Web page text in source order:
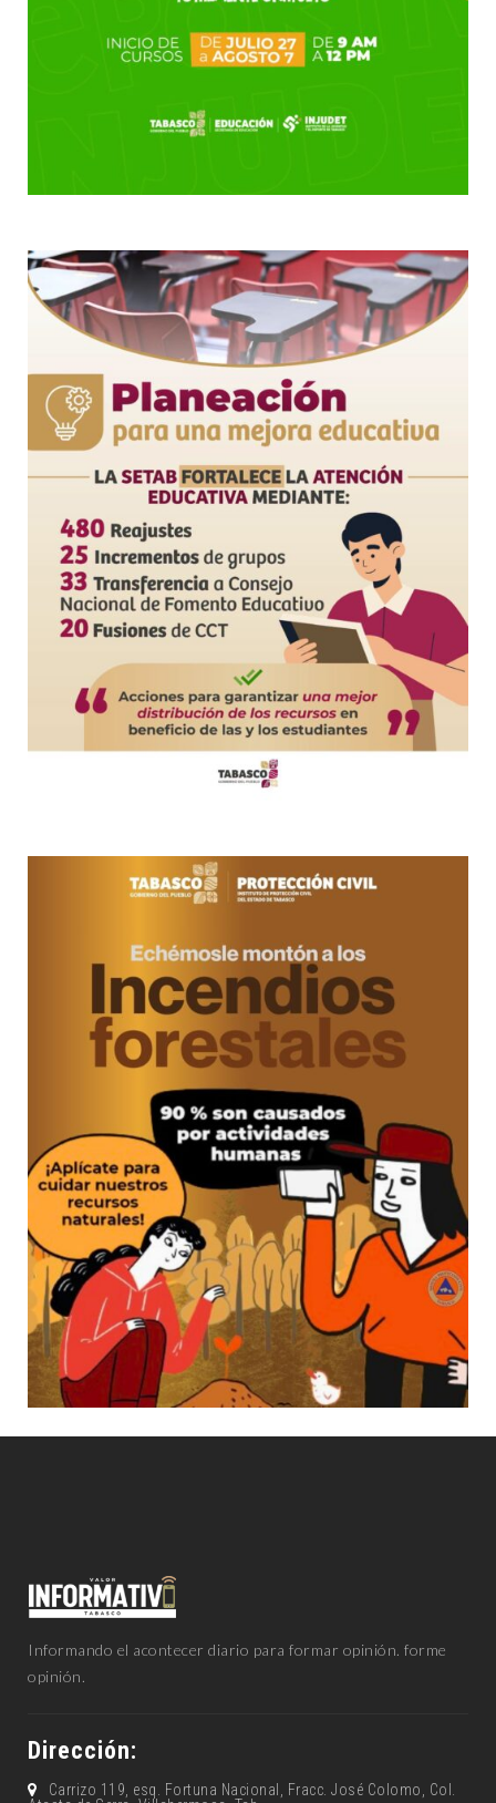
Informando el acontecer diario para formar opinión. forme
opinión.
Dirección:
Carrizo 119, esq. Fortuna Nacional, Fracc. José Colomo, Col.